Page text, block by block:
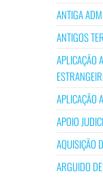
ANTIGA
ANTIGOS
APLICAÇÃO
APLICAÇÃO
APOIO
AQUISIÇÃO
ARGUIDO